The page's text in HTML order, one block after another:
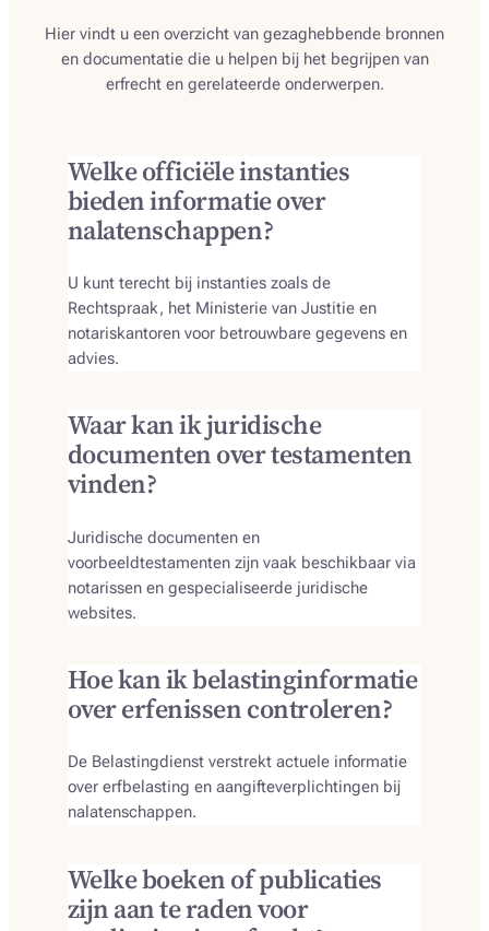
Hier vindt u een overzicht van gezaghebbende bronnen
en documentatie die u helpen bij het begrijpen van
erfrecht en gerelateerde onderwerpen.
Welke officiële instanties
bieden informatie over
nalatenschappen?
U kunt terecht bij instanties zoals de
Rechtspraak, het Ministerie van Justitie en
notariskantoren voor betrouwbare gegevens en
advies.
Waar kan ik juridische
documenten over testamenten
vinden?
Juridische documenten en
voorbeeldtestamenten zijn vaak beschikbaar via
notarissen en gespecialiseerde juridische
websites.
Hoe kan ik belastinginformatie
over erfenissen controleren?
De Belastingdienst verstrekt actuele informatie
over erfbelasting en aangifteverplichtingen bij
nalatenschappen.
Welke boeken of publicaties
zijn aan te raden voor